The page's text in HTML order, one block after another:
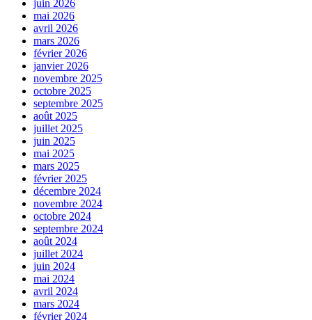
juin 2026
mai 2026
avril 2026
mars 2026
février 2026
janvier 2026
novembre 2025
octobre 2025
septembre 2025
août 2025
juillet 2025
juin 2025
mai 2025
mars 2025
février 2025
décembre 2024
novembre 2024
octobre 2024
septembre 2024
août 2024
juillet 2024
juin 2024
mai 2024
avril 2024
mars 2024
février 2024